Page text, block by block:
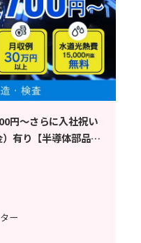
円～さらに入社祝い
有り【半導体部品の
ー